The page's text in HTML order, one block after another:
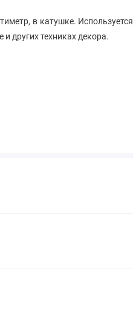
в катушке. Используется
других техниках декора.